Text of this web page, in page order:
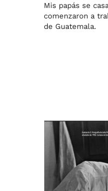
Mis papás se
comenzaron a
de Guatemala.